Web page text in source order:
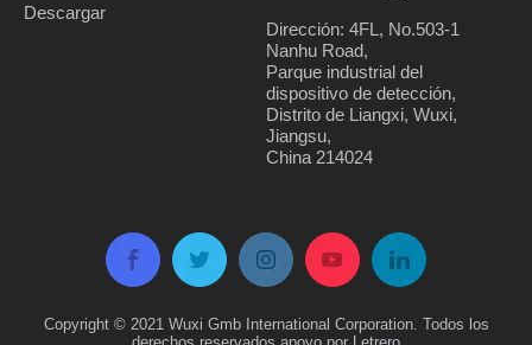
Descargar
Dirección: 4FL, No.503-1
Nanhu Road,
Parque industrial del
dispositivo de detección,
Distrito de Liangxi, Wuxi,
Jiangsu,
China 214024
Copyright © 2021 Wuxi Gmb International Corporation. Todos los